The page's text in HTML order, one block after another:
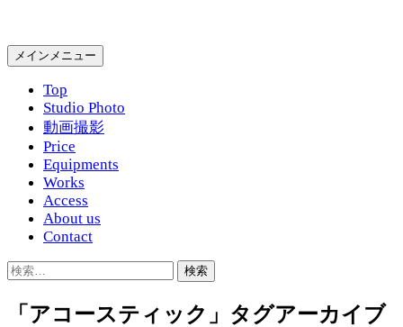
検
索
メインメニュー
Top
Studio Photo
動画撮影
Price
Equipments
Works
Access
About us
Contact
検
「アコースティック」タグアーカイブ